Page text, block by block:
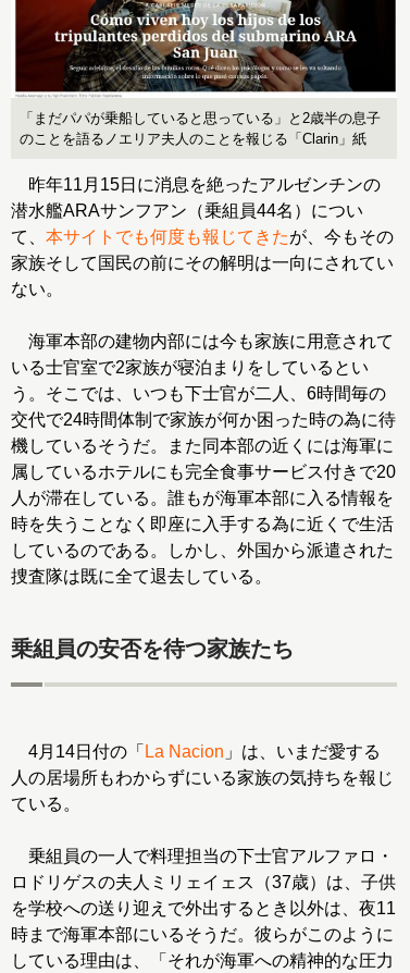
「まだパパが乗船していると思っている」と2歳半の息子
のことを語るノエリア夫人のことを報じる「Clarin」紙
昨年11月15日に消息を絶ったアルゼンチンの
潜水艦ARAサンフアン（乗組員44名）につい
て、 本サイトでも何度も報じてきたが、今もその
家族そして国民の前にその解明は一向にされてい
ない。
海軍本部の建物内部には今も家族に用意されて
いる士官室で2家族が寝泊まりをしているとい
う。そこでは、いつも下士官が二人、6時間毎の
交代で24時間体制で家族が何か困った時の為に待
機しているそうだ。また同本部の近くには海軍に
属しているホテルにも完全食事サービス付きで20
人が滞在している。誰もが海軍本部に入る情報を
時を失うことなく即座に入手する為に近くで生活
しているのである。しかし、外国から派遣された
捜査隊は既に全て退去している。
乗組員の安否を待つ家族たち
4月14日付の「 La Nacion 」は、いまだ愛する
人の居場所もわからずにいる家族の気持ちを報じ
ている。
乗組員の一人で料理担当の下士官アルファロ・
ロドリゲスの夫人ミリェイェス（37歳）は、子供
を学校への送り迎えで外出するとき以外は、夜11
時まで海軍本部にいるそうだ。彼らがこのように
している理由は、「それが海軍への精神的な圧力